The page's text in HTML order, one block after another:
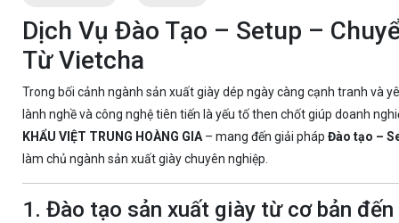
Dịch Vụ Đào Tạo – Setup –
Từ Vietcha
Trong bối cảnh ngành sản xuất giày dép ngày càng cạnh tranh và
lành nghề và công nghệ tiên tiến là yếu tố then chốt giúp doanh
KHẨU VIỆT TRUNG HOÀNG GIA – mang đến giải pháp Đào tạo –
làm chủ ngành sản xuất giày chuyên nghiệp.
1. Đào tạo sản xuất giày từ cơ bản đến